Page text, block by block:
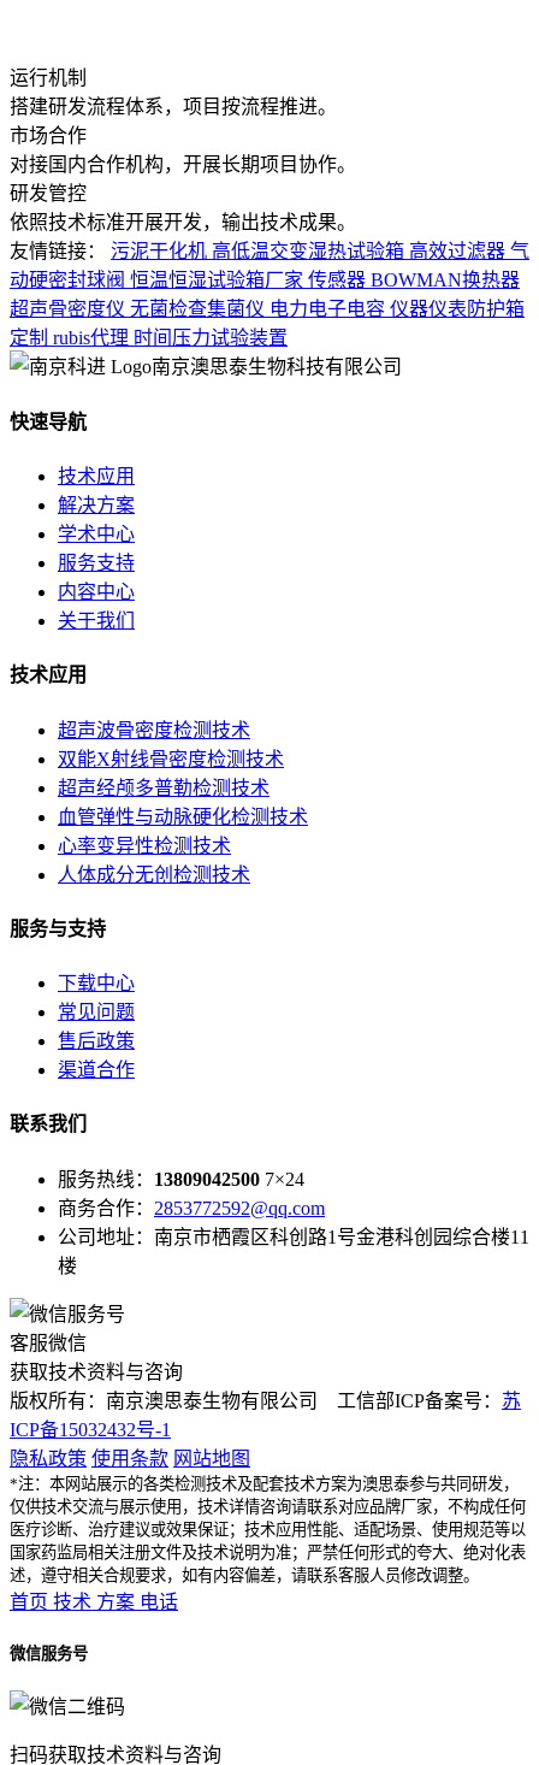
运行机制
搭建研发流程体系，项目按流程推进。
市场合作
对接国内合作机构，开展长期项目协作。
研发管控
依照技术标准开展开发，输出技术成果。
友情链接：
污泥干化机 高低温交变湿热试验箱 高效过滤器 气
动硬密封球阀 恒温恒湿试验箱厂家 传感器 BOWMAN换热器
超声骨密度仪 无菌检查集菌仪 电力电子电容 仪器仪表防护箱
定制 rubis代理 时间压力试验装置
南京澳思泰生物科技有限公司
快速导航
技术应用
解决方案
学术中心
服务支持
内容中心
关于我们
技术应用
超声波骨密度检测技术
双能X射线骨密度检测技术
超声经颅多普勒检测技术
血管弹性与动脉硬化检测技术
心率变异性检测技术
人体成分无创检测技术
服务与支持
下载中心
常见问题
售后政策
渠道合作
联系我们
服务热线： 13809042500 7×24
商务合作： 2853772592@qq.com
公司地址：南京市栖霞区科创路1号金港科创园综合楼11
楼
客服微信
获取技术资料与咨询
版权所有：南京澳思泰生物有限公司 工信部ICP备案号： 苏
ICP备15032432号-1
隐私政策 使用条款 网站地图
*注：本网站展示的各类检测技术及配套技术方案为澳思泰参与共同研发，
仅供技术交流与展示使用，技术详情咨询请联系对应品牌厂家，不构成任何
医疗诊断、治疗建议或效果保证；技术应用性能、适配场景、使用规范等以
国家药监局相关注册文件及技术说明为准；严禁任何形式的夸大、绝对化表
述，遵守相关合规要求，如有内容偏差，请联系客服人员修改调整。
首页 技术 方案 电话
微信服务号
扫码获取技术资料与咨询